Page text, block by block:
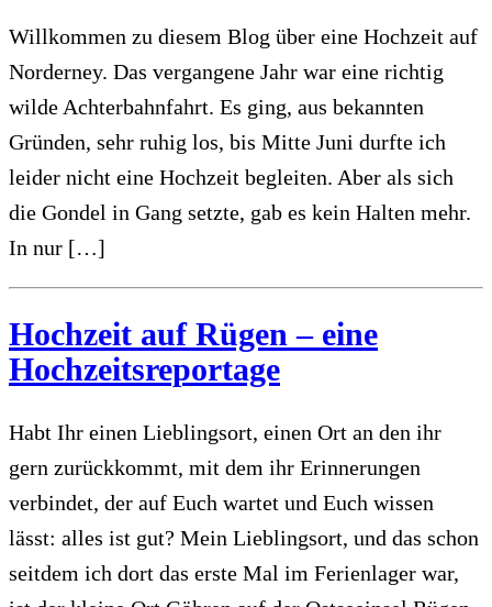
Willkommen zu diesem Blog über eine Hochzeit auf
Norderney. Das vergangene Jahr war eine richtig
wilde Achterbahnfahrt. Es ging, aus bekannten
Gründen, sehr ruhig los, bis Mitte Juni durfte ich
leider nicht eine Hochzeit begleiten. Aber als sich
die Gondel in Gang setzte, gab es kein Halten mehr.
In nur […]
Hochzeit auf Rügen – eine
Hochzeitsreportage
Habt Ihr einen Lieblingsort, einen Ort an den ihr
gern zurückkommt, mit dem ihr Erinnerungen
verbindet, der auf Euch wartet und Euch wissen
lässt: alles ist gut? Mein Lieblingsort, und das schon
seitdem ich dort das erste Mal im Ferienlager war,